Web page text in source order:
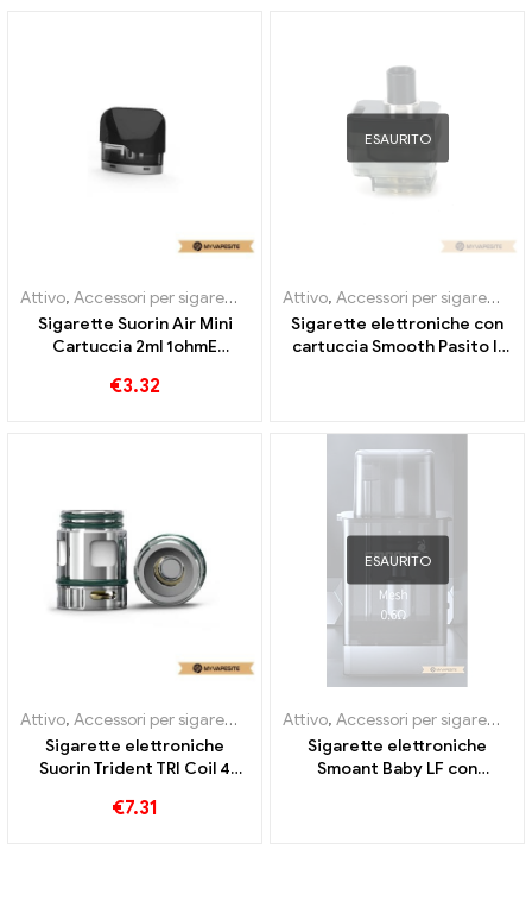
Attivo, Accessori per sigarette elettroniche ,Evaporatore
Sigarette Suorin Air Mini
Cartuccia 2ml 1ohmE
€3.32
ESAURITO
Attivo, Accessori per sigarette elettroniche
Sigarette elettroniche con
cartuccia Smooth Pasito II
Attivo, Accessori per sigarette elettroniche ,Evaporatore
Sigarette elettroniche
Suorin Trident TRI Coil 4
Personalizzato
€7.31
ESAURITO
Attivo, Accessori per sigarette elettroniche
Sigarette elettroniche
Smoant Baby LF con